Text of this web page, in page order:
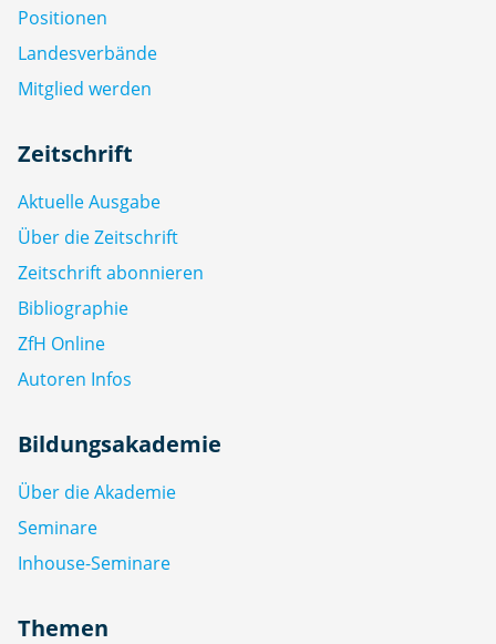
Positionen
Landesverbände
Mitglied werden
Zeitschrift
Aktuelle Ausgabe
Über die Zeitschrift
Zeitschrift abonnieren
Bibliographie
ZfH Online
Autoren Infos
Bildungsakademie
Über die Akademie
Seminare
Inhouse-Seminare
Themen